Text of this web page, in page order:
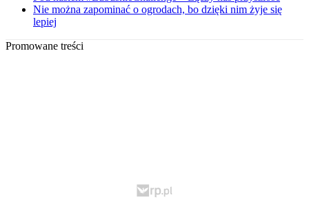
Nie można zapominać o ogrodach, bo dzięki nim żyje się
lepiej
Promowane treści